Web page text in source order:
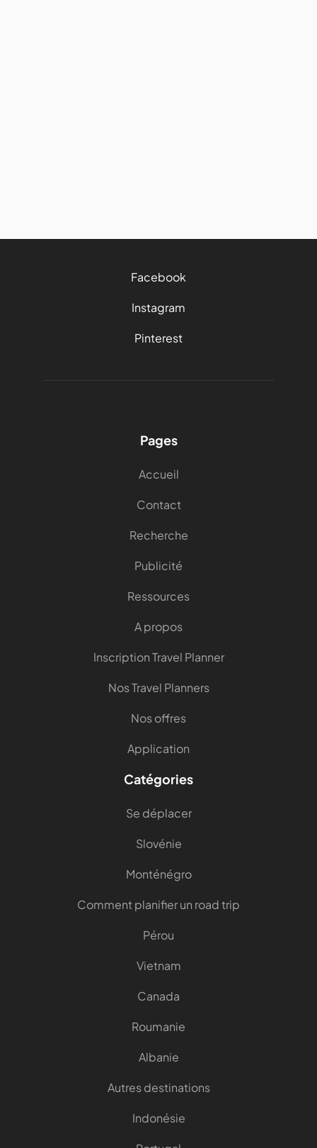
Facebook
Instagram
Pinterest
Pages
Accueil
Contact
Recherche
Publicité
Ressources
A propos
Inscription Travel Planner
Nos Travel Planners
Nos offres
Application
Catégories
Se déplacer
Slovénie
Monténégro
Comment planifier un road trip
Pérou
Vietnam
Canada
Roumanie
Albanie
Autres destinations
Indonésie